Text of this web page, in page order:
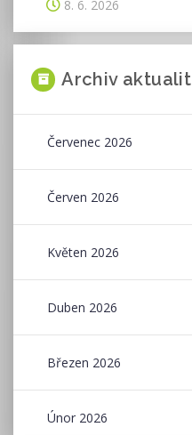
8. 6. 2026
Archiv aktualit
Červenec 2026
Červen 2026
Květen 2026
Duben 2026
Březen 2026
Únor 2026